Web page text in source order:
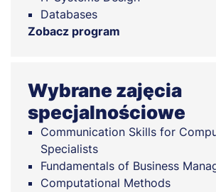
Databases
Zobacz program
Wybrane zajęcia
specjalnościowe
Communication Skills for
Specialists
Fundamentals of Business
Computational Methods